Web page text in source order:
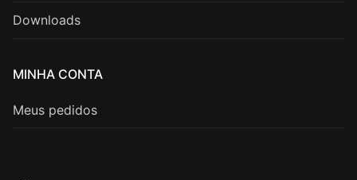
Downloads
MINHA CONTA
Meus pedidos